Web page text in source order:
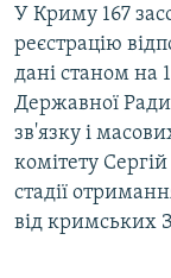
У Криму 167
реєстрацію
дані станом на
Державної
зв'язку і
комітету
стадії
від кримських